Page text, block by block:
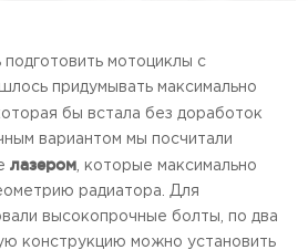
подготовить мотоциклы с
придумывать максимально
бы встала без доработок
вариантом мы посчитали
лазером , которые максимально
радиатора. Для
высокопрочные болты, по два
конструкцию можно установить